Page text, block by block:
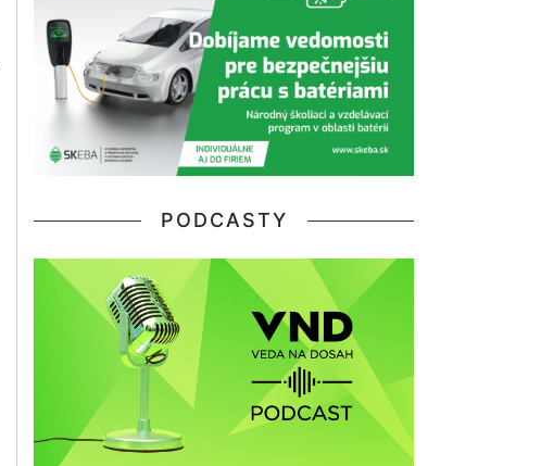
PODCASTY